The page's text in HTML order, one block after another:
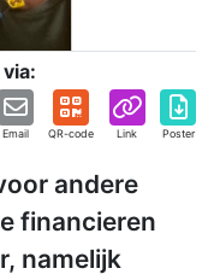
Email QR-code Link Poster
andere
financieren
namelijk